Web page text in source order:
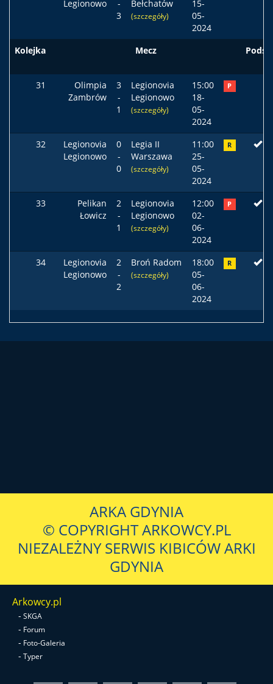
Legionowo
-
3
Bełchatów
(szczegóły)
15-
05-
2024
Kolejka Mecz Podst
31
Olimpia
Zambrów
3
-
1
Legionovia
Legionowo
(szczegóły)
15:00
18-
05-
2024
P
32
Legionovia
Legionowo
0
-
0
Legia II
Warszawa
(szczegóły)
11:00
25-
05-
2024
R
33
Pelikan
Łowicz
2
-
1
Legionovia
Legionowo
(szczegóły)
12:00
02-
06-
2024
P
34
Legionovia
Legionowo
2
-
2
Broń Radom
(szczegóły)
18:00
05-
06-
2024
R
ARKA GDYNIA
© COPYRIGHT ARKOWCY.PL
NIEZALEŻNY SERWIS KIBICÓW ARKI
GDYNIA
Arkowcy.pl
- SKGA
- Forum
- Foto-Galeria
- Typer